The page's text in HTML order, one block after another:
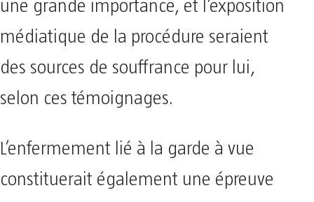
une grande importance, et l’exposition
médiatique de la procédure seraient
des sources de souffrance pour lui,
selon ces témoignages.
L’enfermement lié à la garde à vue
constituerait également une épreuve